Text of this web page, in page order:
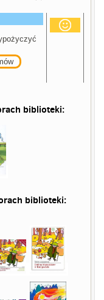
biblioteki:
biblioteki: